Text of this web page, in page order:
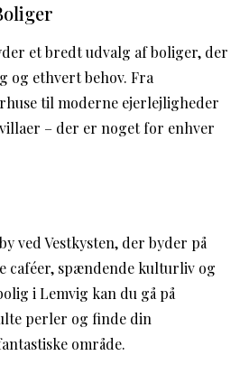
et bredt udvalg af boliger, der
og ethvert behov. Fra
til moderne ejerlejligheder
– der er noget for enhver
ved Vestkysten, der byder på
caféer, spændende kulturliv og
i Lemvig kan du gå på
perler og finde din
område.